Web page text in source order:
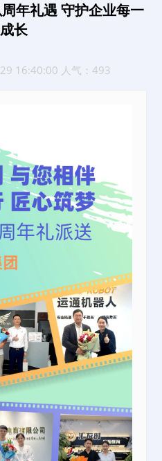
年礼遇 守护企业每一
长
16:40:00 人气：493